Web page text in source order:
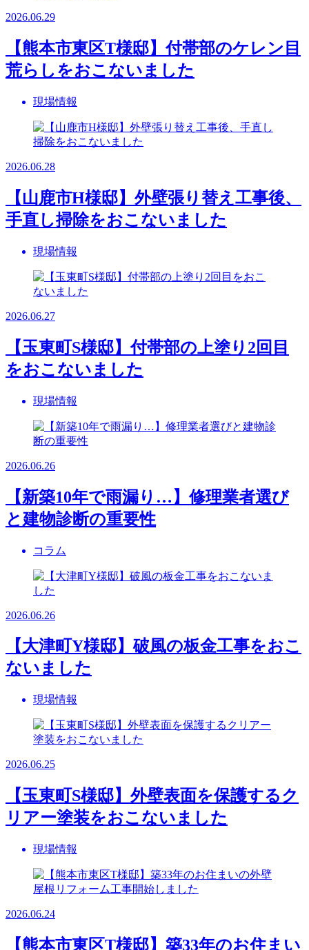
2026.06.29
【熊本市東区T様邸】付帯部のケレン目
荒らしをおこないました
現場情報
2026.06.28
【山鹿市H様邸】外壁張り替え工事後、
手直し掃除をおこないました
現場情報
2026.06.27
【玉東町S様邸】付帯部の上塗り2回目
をおこないました
現場情報
2026.06.26
【新築10年で雨漏り…】修理業者選び
と建物診断の重要性
コラム
2026.06.26
【大津町Y様邸】破風の板金工事をおこ
ないました
現場情報
2026.06.25
【玉東町S様邸】外壁表面を保護するク
リアー塗装をおこないました
現場情報
2026.06.24
【熊本市東区T様邸】築33年のお住まい